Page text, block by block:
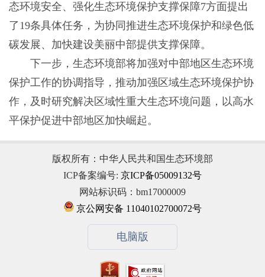
态环境安全、强化生态环境保护支撑保障7方面提出
了19条具体任务，为协同推进生态环境保护和绿色低
碳发展、加快建设美丽中部提供支撑保障。
下一步，生态环境部将加强对中部地区生态环境
保护工作的协调指导，推动加强区域生态环境保护协
作，及时研究解决区域性重大生态环境问题，以高水
平保护促进中部地区加快崛起。
版权所有：中华人民共和国生态环境部
ICP备案编号: 京ICP备05009132号
网站标识码：bm17000009
京公网安备 11040102700072号
电脑版